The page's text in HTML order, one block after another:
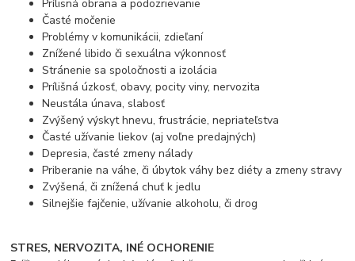
Prílisná obrana a podozrievanie
Časté močenie
Problémy v komunikácii, zdieľaní
Znížené libido či sexuálna výkonnosť
Stránenie sa spoločnosti a izolácia
Prílišná úzkosť, obavy, pocity viny, nervozita
Neustála únava, slabosť
Zvýšený výskyt hnevu, frustrácie, nepriateľstva
Časté užívanie liekov (aj voľne predajných)
Depresia, časté zmeny nálady
Priberanie na váhe, či úbytok váhy bez diéty a zmeny stravy
Zvýšená, či znížená chuť k jedlu
Silnejšie fajčenie, užívanie alkoholu, či drog
STRES, NERVOZITA, INÉ OCHORENIE